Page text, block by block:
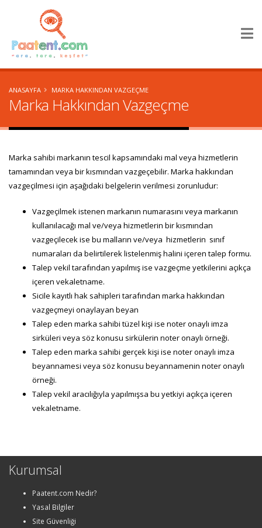
×
ANASAYFA MARKA HAKKINDAN VAZGEÇME
Marka Hakkından Vazgeçme
Marka sahibi markanın tescil kapsamındaki mal veya hizmetlerin
tamamından veya bir kısmından vazgeçebilir. Marka hakkından
vazgeçilmesi için aşağıdaki belgelerin verilmesi zorunludur:
Vazgeçilmek istenen markanın numarasını veya markanın
kullanılacağı mal ve/veya hizmetlerin bir kısmından
vazgeçilecek ise bu malların ve/veya hizmetlerin sınıf
numaraları da belirtilerek listelenmiş halini içeren talep formu.
Talep vekil tarafından yapılmış ise vazgeçme yetkilerini açıkça
içeren vekaletname.
Sicile kayıtlı hak sahipleri tarafından marka hakkından
vazgeçmeyi onaylayan beyan
Talep eden marka sahibi tüzel kişi ise noter onaylı imza
sirküleri veya söz konusu sirkülerin noter onaylı örneği.
Talep eden marka sahibi gerçek kişi ise noter onaylı imza
beyannamesi veya söz konusu beyannamenin noter onaylı
örneği.
Talep vekil aracılığıyla yapılmışsa bu yetkiyi açıkça içeren
vekaletname.
Kurumsal
Paatent.com Nedir?
Yasal Bilgiler
Site Güvenliği